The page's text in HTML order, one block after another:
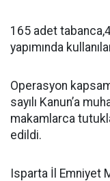
165 adet
yapımında
Operasyon
sayılı Kanun’a
makamlarca
edildi.
Isparta İl Emniyet